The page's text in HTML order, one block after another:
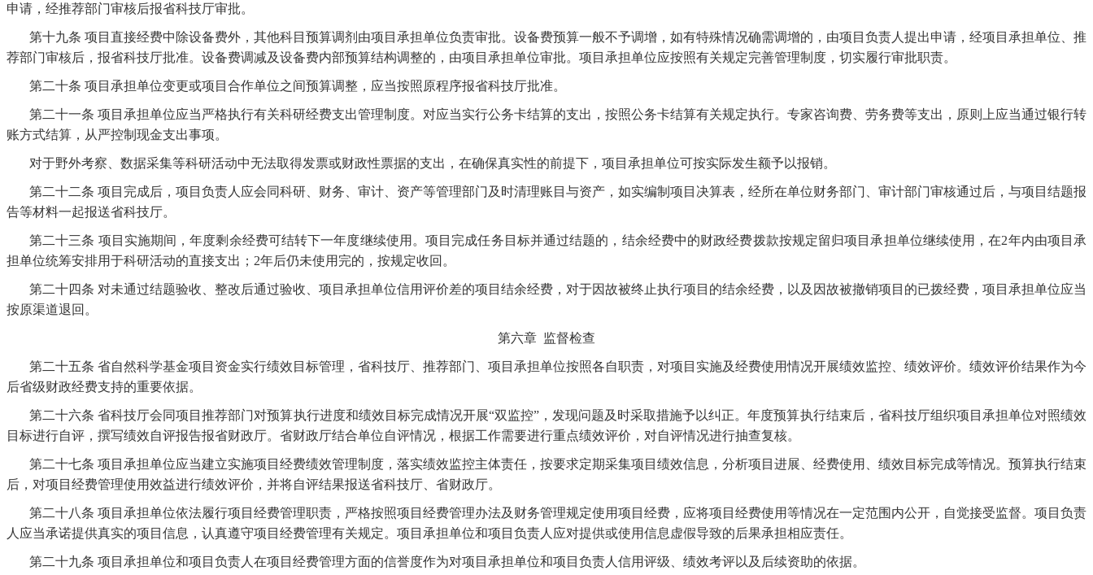
申请，经推荐部门审核后报省科技厅审批。
第十九条 项目直接经费中除设备费外，其他科目预算调剂由项目承担单位负责审批。设备费预算一般不予调增，如有特殊情况确需调增的，由项目负责人提出申请，经项目承担单位、推
荐部门审核后，报省科技厅批准。设备费调减及设备费内部预算结构调整的，由项目承担单位审批。项目承担单位应按照有关规定完善管理制度，切实履行审批职责。
第二十条 项目承担单位变更或项目合作单位之间预算调整，应当按照原程序报省科技厅批准。
第二十一条 项目承担单位应当严格执行有关科研经费支出管理制度。对应当实行公务卡结算的支出，按照公务卡结算有关规定执行。专家咨询费、劳务费等支出，原则上应当通过银行转
账方式结算，从严控制现金支出事项。
对于野外考察、数据采集等科研活动中无法取得发票或财政性票据的支出，在确保真实性的前提下，项目承担单位可按实际发生额予以报销。
第二十二条 项目完成后，项目负责人应会同科研、财务、审计、资产等管理部门及时清理账目与资产，如实编制项目决算表，经所在单位财务部门、审计部门审核通过后，与项目结题报
告等材料一起报送省科技厅。
第二十三条 项目实施期间，年度剩余经费可结转下一年度继续使用。项目完成任务目标并通过结题的，结余经费中的财政经费拨款按规定留归项目承担单位继续使用，在2年内由项目承
担单位统筹安排用于科研活动的直接支出；2年后仍未使用完的，按规定收回。
第二十四条 对未通过结题验收、整改后通过验收、项目承担单位信用评价差的项目结余经费，对于因故被终止执行项目的结余经费，以及因故被撤销项目的已拨经费，项目承担单位应当
按原渠道退回。
第六章 监督检查
第二十五条 省自然科学基金项目资金实行绩效目标管理，省科技厅、推荐部门、项目承担单位按照各自职责，对项目实施及经费使用情况开展绩效监控、绩效评价。绩效评价结果作为今
后省级财政经费支持的重要依据。
第二十六条 省科技厅会同项目推荐部门对预算执行进度和绩效目标完成情况开展“双监控”，发现问题及时采取措施予以纠正。年度预算执行结束后，省科技厅组织项目承担单位对照绩效
目标进行自评，撰写绩效自评报告报省财政厅。省财政厅结合单位自评情况，根据工作需要进行重点绩效评价，对自评情况进行抽查复核。
第二十七条 项目承担单位应当建立实施项目经费绩效管理制度，落实绩效监控主体责任，按要求定期采集项目绩效信息，分析项目进展、经费使用、绩效目标完成等情况。预算执行结束
后，对项目经费管理使用效益进行绩效评价，并将自评结果报送省科技厅、省财政厅。
第二十八条 项目承担单位依法履行项目经费管理职责，严格按照项目经费管理办法及财务管理规定使用项目经费，应将项目经费使用等情况在一定范围内公开，自觉接受监督。项目负责
人应当承诺提供真实的项目信息，认真遵守项目经费管理有关规定。项目承担单位和项目负责人应对提供或使用信息虚假导致的后果承担相应责任。
第二十九条 项目承担单位和项目负责人在项目经费管理方面的信誉度作为对项目承担单位和项目负责人信用评级、绩效考评以及后续资助的依据。